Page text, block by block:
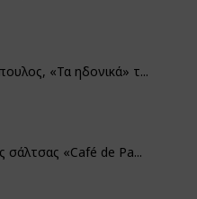
«Τα ηδονικά» τ...
σάλτσας «Café de Pa...